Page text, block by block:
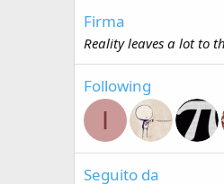
Firma
Reality leaves a lot to
Following
I
Seguito da